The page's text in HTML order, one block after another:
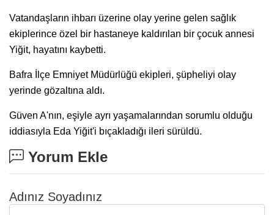
Vatandaşların ihbarı üzerine olay yerine gelen sağlık
ekiplerince özel bir hastaneye kaldırılan bir çocuk annesi
Yiğit, hayatını kaybetti.
Bafra İlçe Emniyet Müdürlüğü ekipleri, şüpheliyi olay
yerinde gözaltına aldı.
Güven A'nın, eşiyle ayrı yaşamalarından sorumlu olduğu
iddiasıyla Eda Yiğit'i bıçakladığı ileri sürüldü.
Yorum Ekle
Adınız Soyadınız